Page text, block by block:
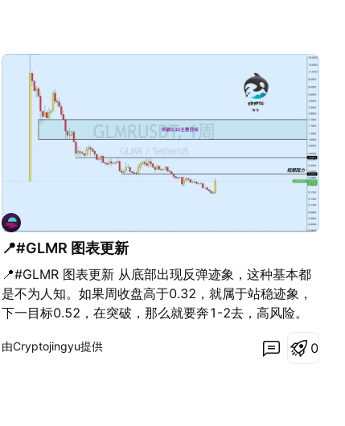
📍#GLMR 图表更新
📍#GLMR 图表更新 从底部出现反弹迹象，这种基本都
是不为人知。如果周收盘高于0.32，就属于站稳迹象，
下一目标0.52，在突破，那么就要奔1-2去，高风险。
由Cryptojingyu提供 0